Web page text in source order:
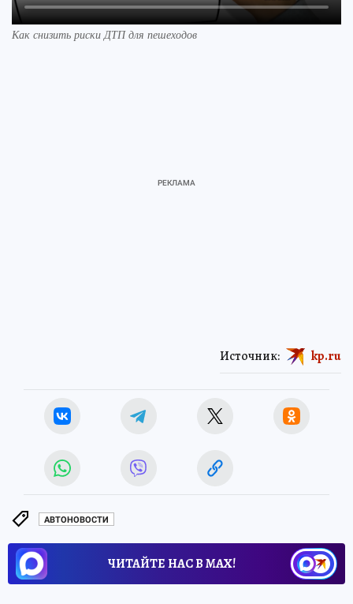
Как снизить риски ДТП для пешеходов
Источник: kp.ru
АВТОНОВОСТИ
ЧИТАЙТЕ НАС В МАХ!